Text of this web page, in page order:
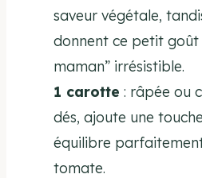
saveur végétale,
donnent ce petit goût
maman” irrésistible.
1 carotte : râpée ou
dés, ajoute une
équilibre
tomate.